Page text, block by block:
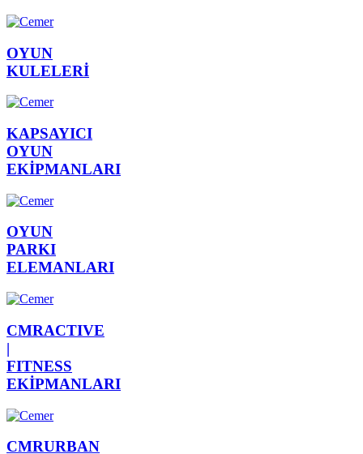
OYUN
KULELERİ
KAPSAYICI
OYUN
EKİPMANLARI
OYUN
PARKI
ELEMANLARI
CMRACTIVE
|
FITNESS
EKİPMANLARI
CMRURBAN